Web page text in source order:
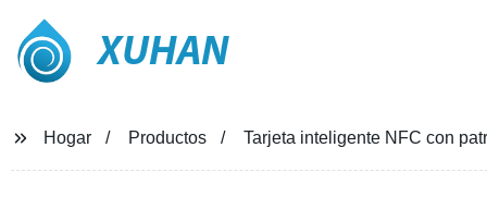
XUHAN
Hogar Productos Tarjeta inteligente NFC con